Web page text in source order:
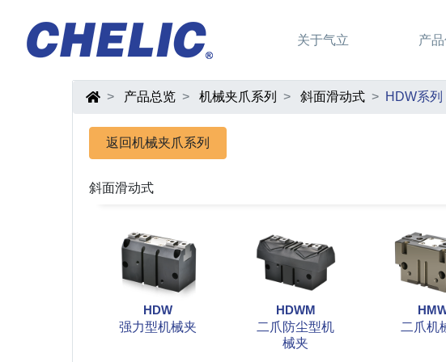
关于气立 产
产品总览 机械夹爪系列 斜面滑动式 HDW系列
返回机械夹爪系列
斜面滑动式
HDW
强力型机械夹
HDWM
二爪防尘型机
械夹
二爪机